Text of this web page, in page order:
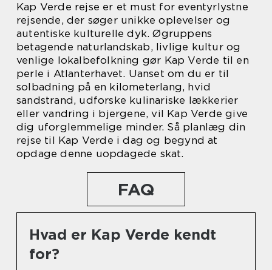
Kap Verde rejse er et must for eventyrlystne
rejsende, der søger unikke oplevelser og
autentiske kulturelle dyk. Øgruppens
betagende naturlandskab, livlige kultur og
venlige lokalbefolkning gør Kap Verde til en
perle i Atlanterhavet. Uanset om du er til
solbadning på en kilometerlang, hvid
sandstrand, udforske kulinariske lækkerier
eller vandring i bjergene, vil Kap Verde give
dig uforglemmelige minder. Så planlæg din
rejse til Kap Verde i dag og begynd at
opdage denne uopdagede skat.
FAQ
Hvad er Kap Verde kendt
for?